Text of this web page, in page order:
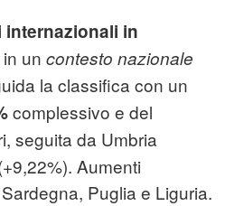
internazionali in
un contesto nazionale
la classifica con un
complessivo e del
seguita da Umbria
Aumenti
Puglia e Liguria.